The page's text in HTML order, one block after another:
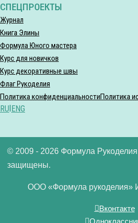
СПЕЦПРОЕКТЫ
Журнал
Книга Элины
Формула Юного мастера
Курс для новичков
Курс декоративные швы
Флаг Рукоделия
Политика конфиденциальностиПолитика
RU ENG
© 2009 - 2026 Формула
защищены.
ООО «Формула рукоделия»
Вконтакте